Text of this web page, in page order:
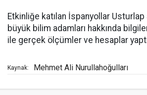
Etkinliğe katılan İspanyollar
büyük bilim adamları hakkında
ile gerçek ölçümler ve hesaplar
Kaynak: Mehmet Ali Nurullahoğulları